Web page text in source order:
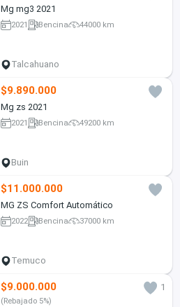
Mg mg3 2021
2021 Bencina 44000 km
Talcahuano
$9.890.000
Mg zs 2021
2021 Bencina 49200 km
Buin
$11.000.000
MG ZS Comfort Automático
2022 Bencina 37000 km
Temuco
$9.000.000 1
(Rebajado 5%)